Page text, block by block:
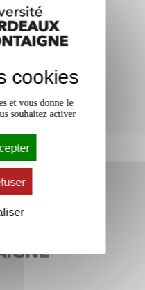
cookies
et vous donne le
souhaitez activer